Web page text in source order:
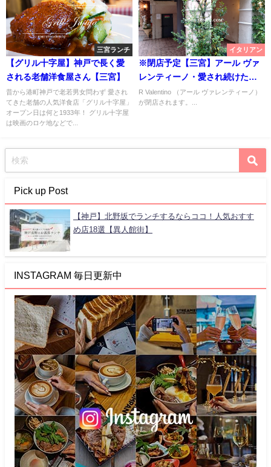
三宮ランチ
【グリル十字屋】神戸で長く愛
される老舗洋食屋さん【三宮】
昔から港町神戸で老若男女問わず 愛され
てきた老舗の人気洋食店「グリル十字屋」
オープン日は何と1933年！ グリル十字屋
は映画のロケ地などで...
イタリアン
※閉店予定【三宮】アール ヴァ
レンティーノ・愛され続けた本
場イタリアンR Valentino【神
戸】
R Valentino （アール ヴァレンティーノ）
が閉店されます。...
Pick up Post
【神戸】北野坂でランチするならココ！人気おすす
め店18選【異人館街】
INSTAGRAM 毎日更新中